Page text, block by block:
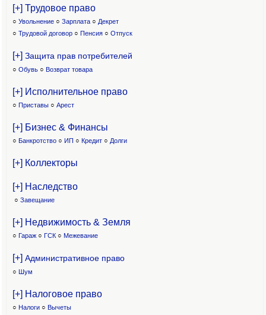
[+] Трудовое право
○ Увольнение ○ Зарплата ○ Декрет
○ Трудовой договор ○ Пенсия ○ Отпуск
[+] Защита прав потребителей
○ Обувь ○ Возврат товара
[+] Исполнительное право
○ Приставы ○ Арест
[+] Бизнес & Финансы
○ Банкротство ○ ИП ○ Кредит ○ Долги
[+] Коллекторы
[+] Наследство
○ Завещание
[+] Недвижимость & Земля
○ Гараж ○ ГСК ○ Межевание
[+] Административное право
○ Шум
[+] Налоговое право
○ Налоги ○ Вычеты